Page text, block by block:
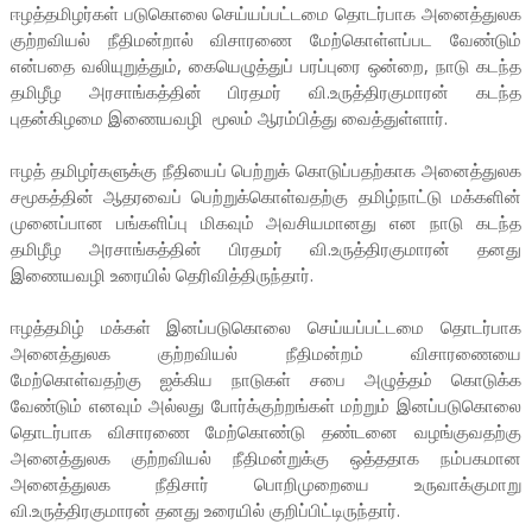
ஈழத்தமிழர்கள் படுகொலை செய்யப்பட்டமை தொடர்பாக அனைத்துலக
குற்றவியல் நீதிமன்றால் விசாரணை மேற்கொள்ளப்பட வேண்டும்
என்பதை வலியுறுத்தும், கையெழுத்துப் பரப்புரை ஒன்றை, நாடு கடந்த
தமிழீழ அரசாங்கத்தின் பிரதமர் வி.உருத்திரகுமாரன் கடந்த
புதன்கிழமை இணையவழி மூலம் ஆரம்பித்து வைத்துள்ளார்.
ஈழத் தமிழர்களுக்கு நீதியைப் பெற்றுக் கொடுப்பதற்காக அனைத்துலக
சமூகத்தின் ஆதரவைப் பெற்றுக்கொள்வதற்கு தமிழ்நாட்டு மக்களின்
முனைப்பான பங்களிப்பு மிகவும் அவசியமானது என நாடு கடந்த
தமிழீழ அரசாங்கத்தின் பிரதமர் வி.உருத்திரகுமாரன் தனது
இணையவழி உரையில் தெரிவித்திருந்தார்.
ஈழத்தமிழ் மக்கள் இனப்படுகொலை செய்யப்பட்டமை தொடர்பாக
அனைத்துலக குற்றவியல் நீதிமன்றம் விசாரணையை
மேற்கொள்வதற்கு ஐக்கிய நாடுகள் சபை அழுத்தம் கொடுக்க
வேண்டும் எனவும் அல்லது போர்க்குற்றங்கள் மற்றும் இனப்படுகொலை
தொடர்பாக விசாரணை மேற்கொண்டு தண்டனை வழங்குவதற்கு
அனைத்துலக குற்றவியல் நீதிமன்றுக்கு ஒத்ததாக நம்பகமான
அனைத்துலக நீதிசார் பொறிமுறையை உருவாக்குமாறு
வி.உருத்திரகுமாரன் தனது உரையில் குறிப்பிட்டிருந்தார்.